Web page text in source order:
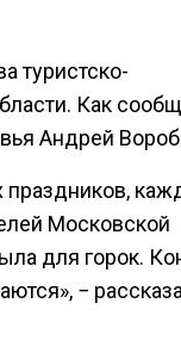
туристско-
Как
Андрей
праздников,
Московской
для горок.
−